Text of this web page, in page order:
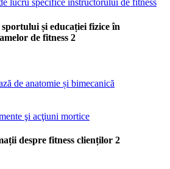
lucru specifice instructorului de fitness
și educației fizice în
de fitness 2
de anatomie și bimecanică
şi acţiuni mortice
despre fitness clienților 2